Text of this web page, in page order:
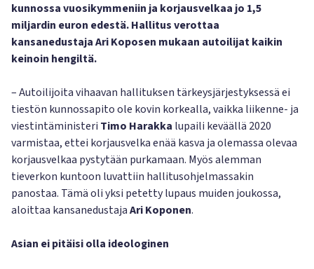
kunnossa vuosikymmeniin ja korjausvelkaa jo 1,5
miljardin euron edestä. Hallitus verottaa
kansanedustaja Ari Koposen mukaan autoilijat kaikin
keinoin hengiltä.
– Autoilijoita vihaavan hallituksen tärkeysjärjestyksessä ei
tiestön kunnossapito ole kovin korkealla, vaikka liikenne- ja
viestintäministeri Timo Harakka lupaili keväällä 2020
varmistaa, ettei korjausvelka enää kasva ja olemassa olevaa
korjausvelkaa pystytään purkamaan. Myös alemman
tieverkon kuntoon luvattiin hallitusohjelmassakin
panostaa. Tämä oli yksi petetty lupaus muiden joukossa,
aloittaa kansanedustajaAri Koponen.
Asian ei pitäisi olla ideologinen